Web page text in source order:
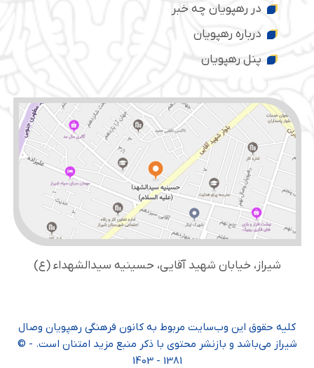
در رهپویان چه خبر
درباره رهپویان
پنل رهپویان
شیراز، خیابان شهید آقایی، حسینیه سید‌الشهداء (ع)
کلیه حقوق این وب‌سایت مربوط به کانون فرهنگی رهپویان وصال
شیراز می‌باشد و بازنشر محتوی با ذکر منبع مزید امتنان است. - ©
1381 - 1403